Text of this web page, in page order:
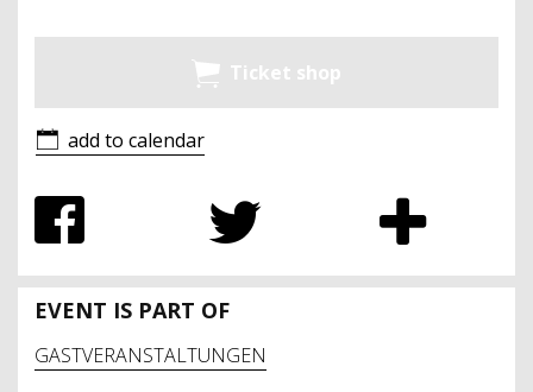
Ticket shop
add to calendar
EVENT IS PART OF
GASTVERANSTALTUNGEN